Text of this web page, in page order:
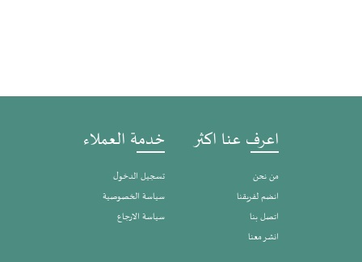
اعرف عنا اكثر
من نحن
انضم لفريقنا
اتصل بنا
انشر معنا
خدمة العملاء
تسجيل الدخول
سياسة الخصوصية
سياسة الارجاع